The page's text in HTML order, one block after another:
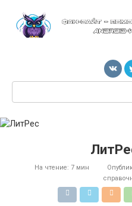
контенту
На чтение: 7 мин